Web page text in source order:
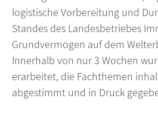
logistische Vorbereitung und
Standes des Landesbetriebes
Grundvermögen auf dem
Innerhalb von nur 3 Wochen
erarbeitet, die Fachthemen
abgestimmt und in Druck